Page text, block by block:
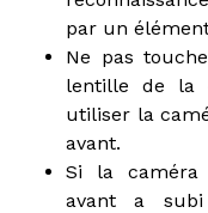
par un
Ne pas
lentille de la
utiliser la
avant.
Si la caméra
avant a